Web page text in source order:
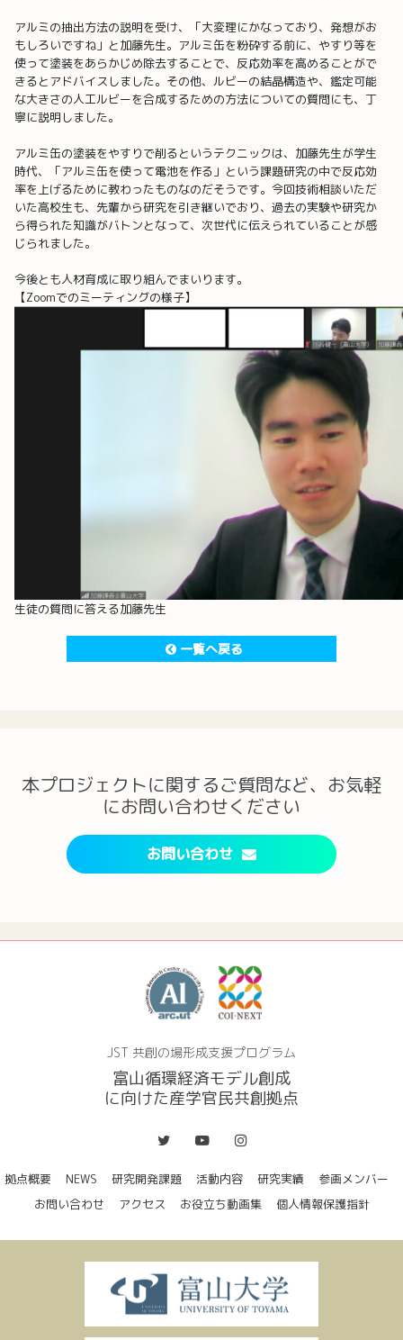
アルミの抽出方法の説明を受け、「大変理にかなっており、発想がお
もしろいですね」と加藤先生。アルミ缶を粉砕する前に、やすり等を
使って塗装をあらかじめ除去することで、反応効率を高めることがで
きるとアドバイスしました。その他、ルビーの結晶構造や、鑑定可能
な大きさの人工ルビーを合成するための方法についての質問にも、丁
寧に説明しました。
アルミ缶の塗装をやすりで削るというテクニックは、加藤先生が学生
時代、「アルミ缶を使って電池を作る」という課題研究の中で反応効
率を上げるために教わったものなのだそうです。今回技術相談いただ
いた高校生も、先輩から研究を引き継いでおり、過去の実験や研究か
ら得られた知識がバトンとなって、次世代に伝えられていることが感
じられました。
今後とも人材育成に取り組んでまいります。
【Zoomでのミーティングの様子】
生徒の質問に答える加藤先生
一覧へ戻る
本プロジェクトに関するご質問など、お気軽
にお問い合わせください
お問い合わせ
JST 共創の場形成支援プログラム
富山循環経済モデル創成
に向けた産学官民共創拠点
拠点概要 NEWS 研究開発課題 活動内容 研究実績
参画メンバー
お問い合わせ
アクセス お役立ち動画集 個人情報保護指針